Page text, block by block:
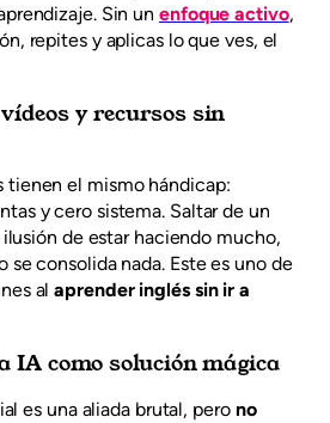
Sin un enfoque activo,
repites y aplicas lo que ves, el
y recursos sin
tienen el mismo hándicap:
y cero sistema. Saltar de un
de estar haciendo mucho,
se consolida nada. Este es uno de
alaprender inglés sin ir a
IA como solución mágica
es una aliada brutal, pero no